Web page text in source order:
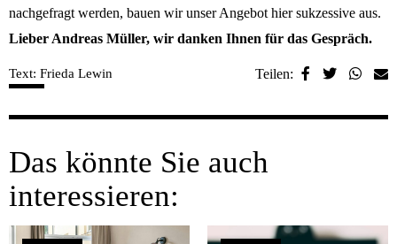
nachgefragt werden, bauen wir unser Angebot hier sukzessive aus.
Lieber Andreas Müller, wir danken Ihnen für das Gespräch.
Text: Frieda Lewin Teilen:
Das könnte Sie auch
interessieren: